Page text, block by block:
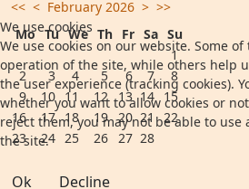
<< < February 2026 > >>
MoTuWe Th Fr Sa Su
1
2
3 4 5 6 7
8
9
10 11 12 13 14 15
16
17 18 19 20 21
22
23
24 25 26 27 28
We use cookies
We use cookies on our website. Some
operation of the site, while others help
the user experience (tracking cookies).
whether you want to allow cookies or
reject them, you may not be able to
the site.
Ok Decline